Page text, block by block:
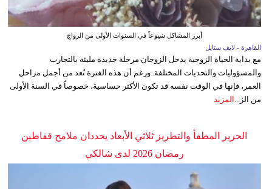
أبرز المشاكل شيوعاً في السنوات الأولى من الزواج
القاهرة - لايف ستايل
مع بداية الحياة الزوجية يدخل الزوجان مرحلة جديدة مليئة بالتجارب
والمسؤوليات والتحديات المختلفة. ورغم أن هذه الفترة تُعد من أجمل مراحل
العمر، فإنها في الوقت نفسه قد تكون الأكثر حساسية، خصوصاً في السنة الأولى
من الز...
المزيد
الحرير المطفأ والتطريز ثلاثي الأبعاد يحددان ملامح قفاطين
رمضان 2026 لدى شالكي